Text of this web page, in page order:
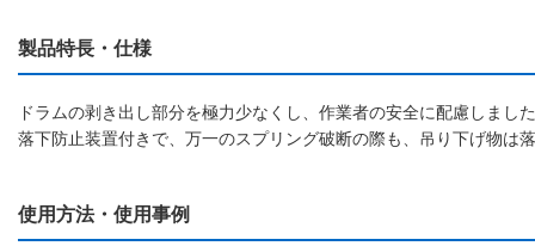
製品特長・仕様
ドラムの剥き出し部分を極力少なくし、作業者の安全に配慮しまし
落下防止装置付きで、万一のスプリング破断の際も、吊り下げ物は
使用方法・使用事例